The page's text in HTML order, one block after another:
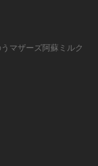
マザーズ阿蘇ミルク